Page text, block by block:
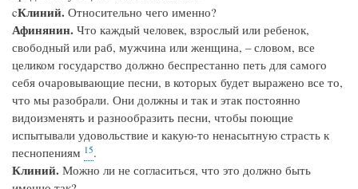
cКлиний. Относительно чего именно?
Афинянин. Что каждый человек, взрослый или ребенок,
свободный или раб, мужчина или женщина, – словом, все
целиком государство должно беспрестанно петь для самого
себя очаровывающие песни, в которых будет выражено все то,
что мы разобрали. Они должны и так и этак постоянно
видоизменять и разнообразить песни, чтобы поющие
испытывали удовольствие и какую-то ненасытную страсть к
песнопениям 15.
Клиний. Можно ли не согласиться, что это должно быть